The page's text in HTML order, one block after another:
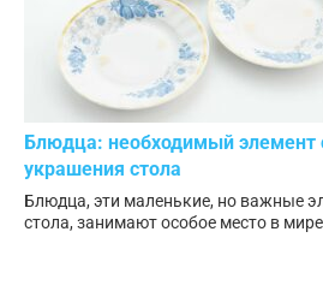
Блюдца: необходимый элемент
украшения стола
Блюдца, эти маленькие, но важные
стола, занимают особое место в